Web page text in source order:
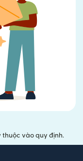
thuộc vào quy định.